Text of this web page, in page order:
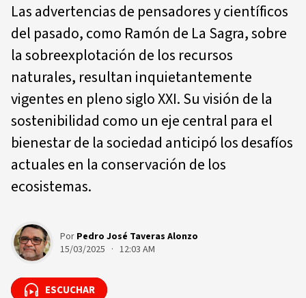
Las advertencias de pensadores y científicos
del pasado, como Ramón de La Sagra, sobre
la sobreexplotación de los recursos
naturales, resultan inquietantemente
vigentes en pleno siglo XXI. Su visión de la
sostenibilidad como un eje central para el
bienestar de la sociedad anticipó los desafíos
actuales en la conservación de los
ecosistemas.
Por Pedro José Taveras Alonzo
15/03/2025 · 12:03 AM
ESCUCHAR
ESCUCHAR